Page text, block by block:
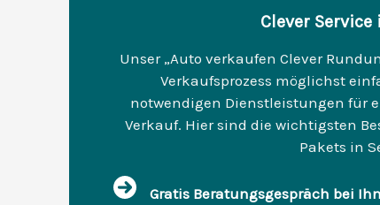
Clever
Unser „Auto verkaufen Clever
Verkaufsprozess möglichst
notwendigen Dienstleistungen für
Verkauf. Hier sind die wichtigsten
Pakets in
Gratis Beratungsgespräch bei